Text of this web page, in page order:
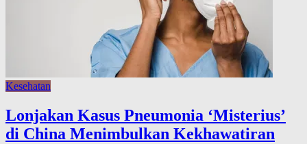
Kesehatan
Lonjakan Kasus Pneumonia ‘Misterius’
di China Menimbulkan Kekhawatiran